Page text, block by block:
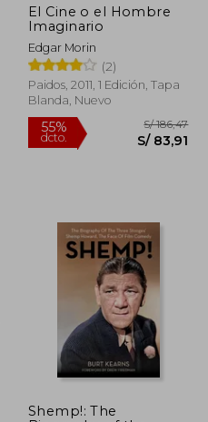
El Cine o el Hombre
Imaginario
Edgar Morin
(2)
Paidos, 2011, 1 Edición, Tapa
Blanda, Nuevo
55%
dcto.
Shemp!: The